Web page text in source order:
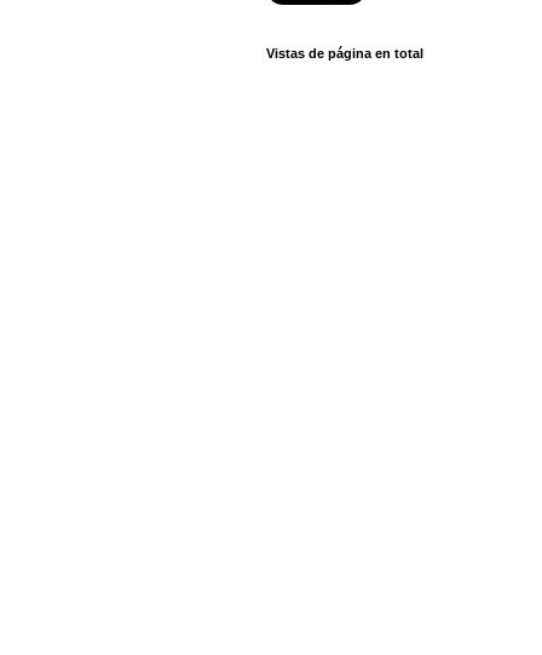
Vistas de página en total